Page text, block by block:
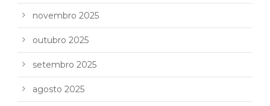
novembro 2025
outubro 2025
setembro 2025
agosto 2025